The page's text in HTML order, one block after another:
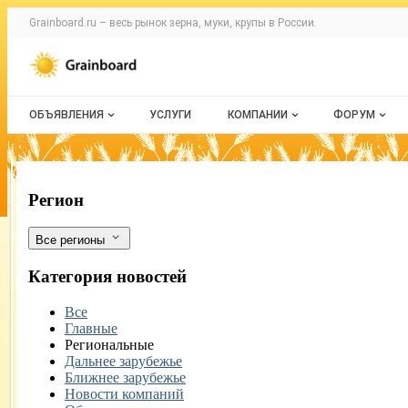
Раздел навигации по сайту
Grainboard.ru – весь рынок зерна, муки, крупы в России.
Авторизация и меню пользователя
Навигация по разделам сайта grainboard.ru
ОБЪЯВЛЕНИЯ
Все объявления
Мои объявления
УСЛУГИ КОМПАНИИ
О каталоге компаний
ФОРУМ
Все темы
В Амурской области выявлена
Фильтры
Регион
Все регионы
Категория новостей
Все
Главные
Региональные
Дальнее зарубежье
Ближнее зарубежье
Новости компаний